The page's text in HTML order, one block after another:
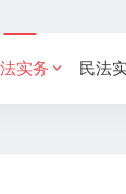
实务 民法